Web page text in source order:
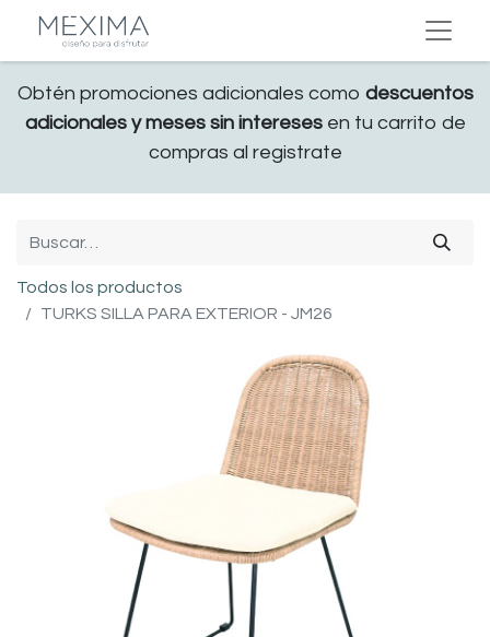
Obtén promociones adicionales como descuentos
adicionales y meses sin interesesen tu carrito de
compras al registrate
Todos los productos
TURKS SILLA PARA EXTERIOR - JM26